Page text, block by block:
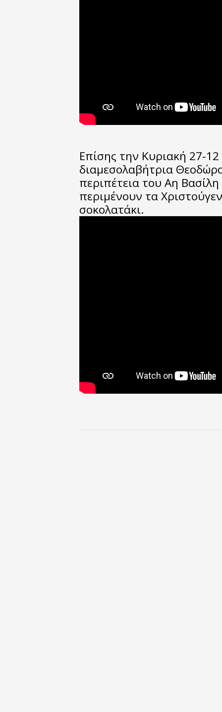
Επίσης την Κυριακή 27-12
διαμεσολαβήτρια
περιπέτεια του Αη
περιμένουν τα
σοκολατάκι.